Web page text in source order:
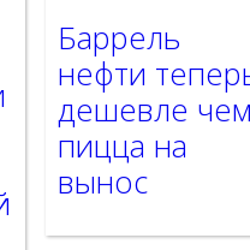
Баррель
нефти
дешевле
пицца на
вынос